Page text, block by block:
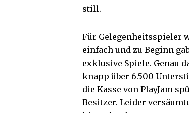
still.
Für Gelegenheitsspieler
einfach und zu Beginn
exklusive Spiele. Genau
knapp über 6.500
die Kasse von PlayJam
Besitzer. Leider